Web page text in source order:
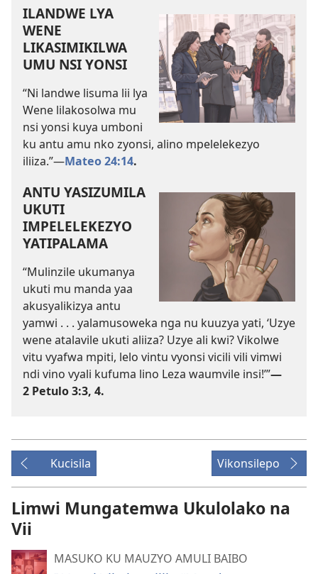
ILANDWE LYA
WENE
LIKASIMIKILWA
UMU NSI YONSI
“Ni landwe lisuma lii lya
Wene lilakosolwa mu
nsi yonsi kuya umboni
ku antu amu nko zyonsi, alino mpelelekezyo
iliiza.”—Mateo 24:14.
ANTU YASIZUMILA
UKUTI
IMPELELEKEZYO
YATIPALAMA
“Mulinzile ukumanya
ukuti mu manda yaa
akusyalikizya antu
yamwi . . . yalamusoweka nga nu kuuzya yati, ‘Uzye
wene atalavile ukuti aliiza? Uzye ali kwi? Vikolwe
vitu vyafwa mpiti, lelo vintu vyonsi vicili vili vimwi
ndi vino vyali kufuma lino Leza waumvile insi!’”—
2 Petulo 3:3, 4.
Kucisila Vikonsilepo
Limwi Mungatemwa Ukulolako na
Vii
MASUKO KU MAUZYO AMULI BAIBO